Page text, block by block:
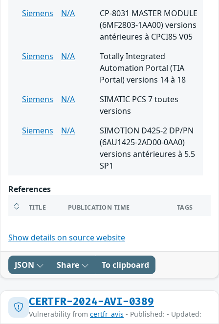
Siemens
N/A
CP-8031 MASTER MODULE
(6MF2803-1AA00) versions
antérieures à CPCI85 V05
Siemens
N/A
Totally Integrated
Automation Portal (TIA
Portal) versions 14 à 18
Siemens
N/A
SIMATIC PCS 7 toutes
versions
Siemens
N/A
SIMOTION D425-2 DP/PN
(6AU1425-2AD00-0AA0)
versions antérieures à 5.5
SP1
References
TITLE PUBLICATION TIME TAGS
Show details on source website
JSON Share To clipboard
CERTFR-2024-AVI-0389
Vulnerability from certfr_avis - Published: - Updated: